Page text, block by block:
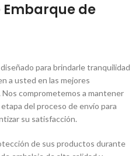
Embarque de
para brindarle tranquilidad
a usted en las mejores
comprometemos a mantener
del proceso de envío para
su satisfacción.
de sus productos durante